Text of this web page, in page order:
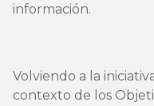
información.
Volviendo a la
contexto de los